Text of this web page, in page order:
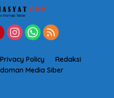
Privacy Policy
Redaksi
Media Siber